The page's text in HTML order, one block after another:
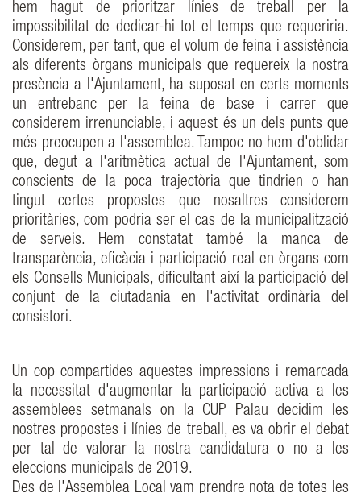
hem hagut de prioritzar línies de treball per la
impossibilitat de dedicar-hi tot el temps que requeriria.
Considerem, per tant, que el volum de feina i assistència
als diferents òrgans municipals que requereix la nostra
presència a l'Ajuntament, ha suposat en certs moments
un entrebanc per la feina de base i carrer que
considerem irrenunciable, i aquest és un dels punts que
més preocupen a l'assemblea. Tampoc no hem d'oblidar
que, degut a l'aritmètica actual de l'Ajuntament, som
conscients de la poca trajectòria que tindrien o han
tingut certes propostes que nosaltres considerem
prioritàries, com podria ser el cas de la municipalització
de serveis. Hem constatat també la manca de
transparència, eficàcia i participació real en òrgans com
els Consells Municipals, dificultant així la participació del
conjunt de la ciutadania en l'activitat ordinària del
consistori.
Un cop compartides aquestes impressions i remarcada
la necessitat d'augmentar la participació activa a les
assemblees setmanals on la CUP Palau decidim les
nostres propostes i línies de treball, es va obrir el debat
per tal de valorar la nostra candidatura o no a les
eleccions municipals de 2019.
Des de l'Assemblea Local vam prendre nota de totes les